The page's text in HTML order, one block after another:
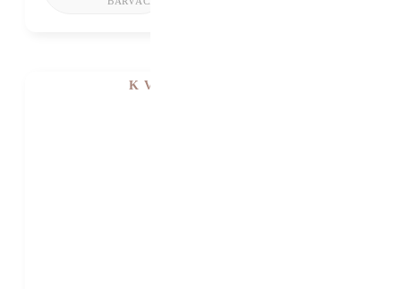
K VIDĚNÍ V SHOWROOMU